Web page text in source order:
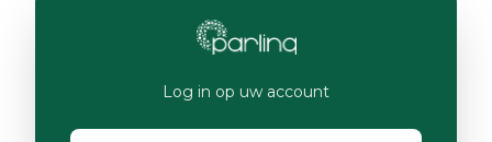
Log in op uw account